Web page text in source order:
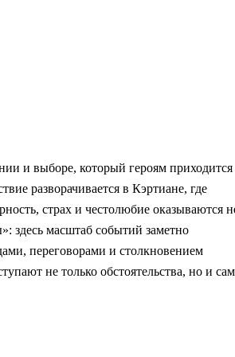
и выборе, который героям приходится
разворачивается в Кэртиане, где
страх и честолюбие оказываются
здесь масштаб событий заметно
переговорами и столкновением
не только обстоятельства, но и